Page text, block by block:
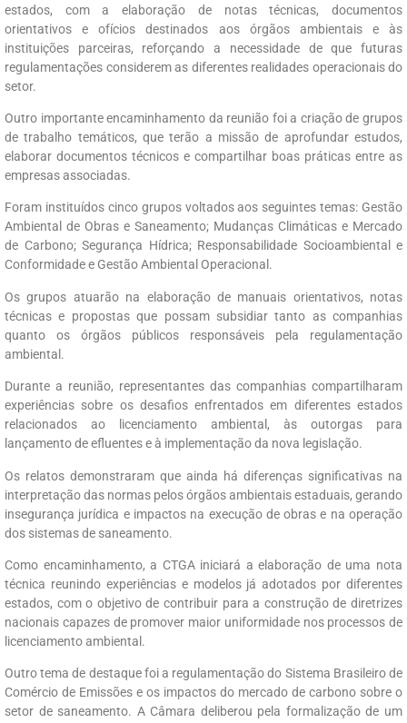
estados, com a elaboração de notas técnicas, documentos
orientativos e ofícios destinados aos órgãos ambientais e às
instituições parceiras, reforçando a necessidade de que futuras
regulamentações considerem as diferentes realidades operacionais do
setor.
Outro importante encaminhamento da reunião foi a criação de grupos
de trabalho temáticos, que terão a missão de aprofundar estudos,
elaborar documentos técnicos e compartilhar boas práticas entre as
empresas associadas.
Foram instituídos cinco grupos voltados aos seguintes temas: Gestão
Ambiental de Obras e Saneamento; Mudanças Climáticas e Mercado
de Carbono; Segurança Hídrica; Responsabilidade Socioambiental e
Conformidade e Gestão Ambiental Operacional.
Os grupos atuarão na elaboração de manuais orientativos, notas
técnicas e propostas que possam subsidiar tanto as companhias
quanto os órgãos públicos responsáveis pela regulamentação
ambiental.
Durante a reunião, representantes das companhias compartilharam
experiências sobre os desafios enfrentados em diferentes estados
relacionados ao licenciamento ambiental, às outorgas para
lançamento de efluentes e à implementação da nova legislação.
Os relatos demonstraram que ainda há diferenças significativas na
interpretação das normas pelos órgãos ambientais estaduais, gerando
insegurança jurídica e impactos na execução de obras e na operação
dos sistemas de saneamento.
Como encaminhamento, a CTGA iniciará a elaboração de uma nota
técnica reunindo experiências e modelos já adotados por diferentes
estados, com o objetivo de contribuir para a construção de diretrizes
nacionais capazes de promover maior uniformidade nos processos de
licenciamento ambiental.
Outro tema de destaque foi a regulamentação do Sistema Brasileiro de
Comércio de Emissões e os impactos do mercado de carbono sobre o
setor de saneamento. A Câmara deliberou pela formalização de um